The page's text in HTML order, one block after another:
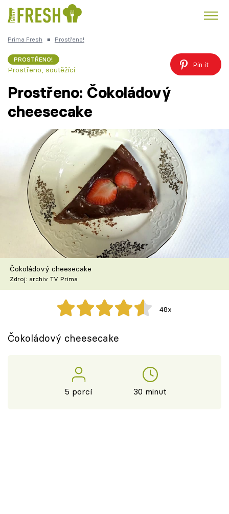
Česká kuchyně
Témata
Recepty
Články
TV Program
Škola vaření
Recepty z TV
Speciál: Cuketa
Těhotnej kuchař
Sledujte prima+
Prima Fresh ■ Prostřeno!
PROSTŘENO!
Prostřeno, soutěžící
Pin it
Prostřeno: Čokoládový
cheesecake
Čokoládový cheesecake
Zdroj: archiv TV Prima
48x
Čokoládový cheesecake
5 porcí 30 minut